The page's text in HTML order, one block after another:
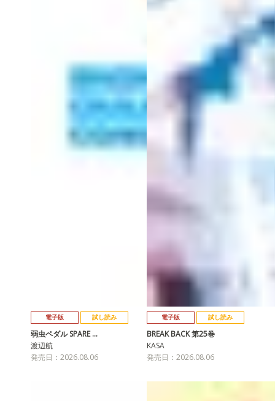
電子版 試し読み
弱虫ペダル SPARE …
渡辺航
発売日：2026.08.06
電子版 試し読み
BREAK BACK 第25巻
KASA
発売日：2026.08.06